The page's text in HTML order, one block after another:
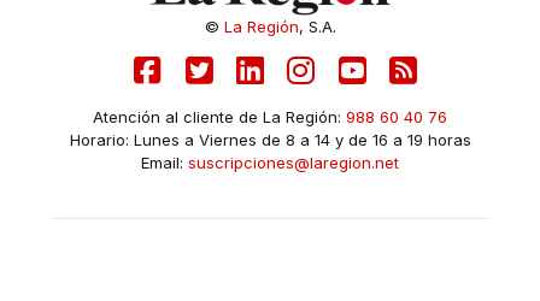
© La Región, S.A.
Atención al cliente de La Región: 988 60 40 76
Horario: Lunes a Viernes de 8 a 14 y de 16 a 19 horas
Email: suscripciones@laregion.net